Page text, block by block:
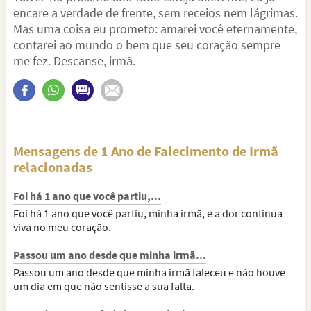
encare a verdade de frente, sem receios nem lágrimas.
Mas uma coisa eu prometo: amarei você eternamente,
contarei ao mundo o bem que seu coração sempre
me fez. Descanse, irmã.
Mensagens de 1 Ano de Falecimento de Irmã
relacionadas
Foi há 1 ano que você partiu,...
Foi há 1 ano que você partiu, minha irmã, e a dor continua
viva no meu coração.
Passou um ano desde que minha irmã...
Passou um ano desde que minha irmã faleceu e não houve
um dia em que não sentisse a sua falta.